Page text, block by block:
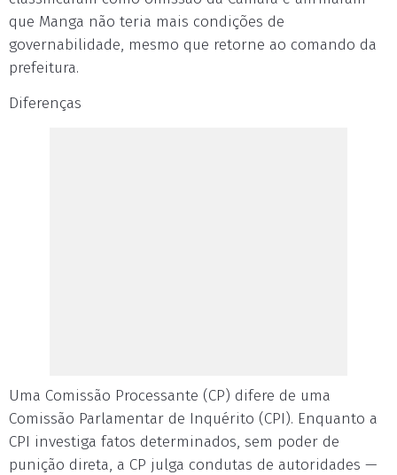
que Manga não teria mais condições de
governabilidade, mesmo que retorne ao comando da
prefeitura.
Diferenças
Uma Comissão Processante (CP) difere de uma
Comissão Parlamentar de Inquérito (CPI). Enquanto a
CPI investiga fatos determinados, sem poder de
punição direta, a CP julga condutas de autoridades —